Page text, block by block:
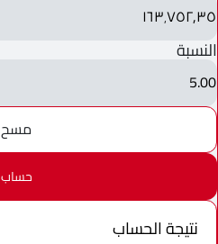
١٦٣٬٧٥٢٫٣٥
النسبة
5.00
مسح
حساب
نتيجة الحساب